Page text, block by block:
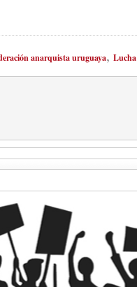
anarquista uruguaya,